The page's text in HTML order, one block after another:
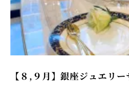
【８,９月】銀座ジュエリ